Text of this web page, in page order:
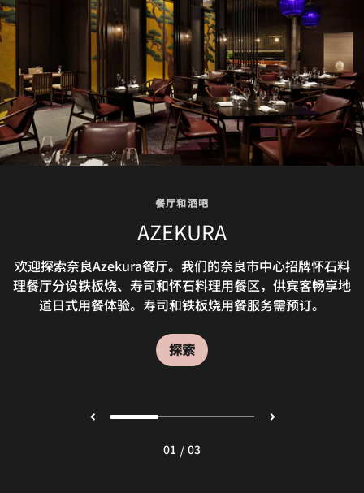
餐厅和酒吧
AZEKURA
欢迎探索奈良Azekura餐厅。我们的奈良市中心招牌怀石料
理餐厅分设铁板烧、寿司和怀石料理用餐区，供宾客畅享地
道日式用餐体验。寿司和铁板烧用餐服务需预订。
探索
餐厅和酒吧
SILK ROAD DINING
在我们的奈良市中心酒店餐厅，主厨精心挑选来自奈良和世
界各地的新鲜食材，采用当地和国际烹饪技法，在开放式厨
房中为您呈献东西方风味美馔。
探索
餐厅和酒吧
FLYING STAG
我们的奈良市中心酒吧是您休闲放松的优选之地。这家餐厅
靠近奈良公园，以精美沙发、壁炉和精心布置的艺术品为特
色，供应丰富的传统茶饮，还有人气厨师精心制作的糕点。
探索
01 / 03